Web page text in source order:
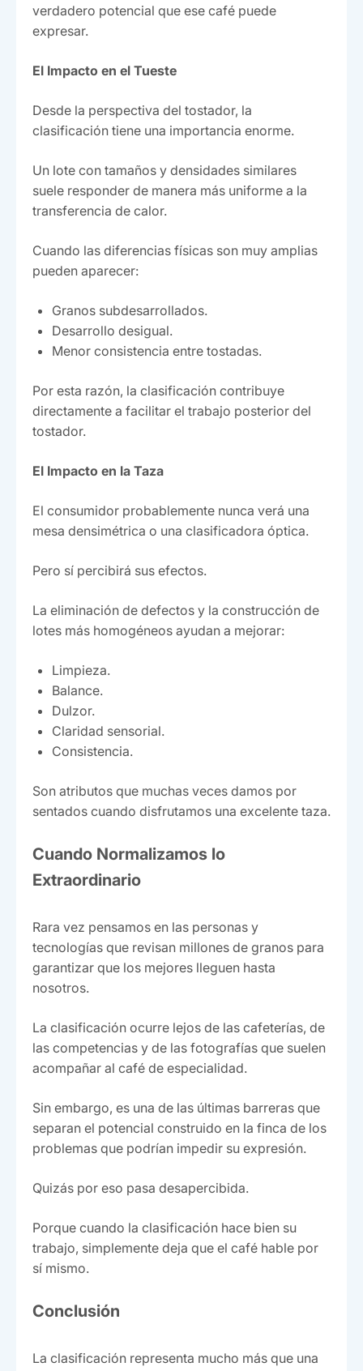
verdadero potencial que ese café puede
expresar.
El Impacto en el Tueste
Desde la perspectiva del tostador, la
clasificación tiene una importancia enorme.
Un lote con tamaños y densidades similares
suele responder de manera más uniforme a la
transferencia de calor.
Cuando las diferencias físicas son muy amplias
pueden aparecer:
Granos subdesarrollados.
Desarrollo desigual.
Menor consistencia entre tostadas.
Por esta razón, la clasificación contribuye
directamente a facilitar el trabajo posterior del
tostador.
El Impacto en la Taza
El consumidor probablemente nunca verá una
mesa densimétrica o una clasificadora óptica.
Pero sí percibirá sus efectos.
La eliminación de defectos y la construcción de
lotes más homogéneos ayudan a mejorar:
Limpieza.
Balance.
Dulzor.
Claridad sensorial.
Consistencia.
Son atributos que muchas veces damos por
sentados cuando disfrutamos una excelente taza.
Cuando Normalizamos lo
Extraordinario
Rara vez pensamos en las personas y
tecnologías que revisan millones de granos para
garantizar que los mejores lleguen hasta
nosotros.
La clasificación ocurre lejos de las cafeterías, de
las competencias y de las fotografías que suelen
acompañar al café de especialidad.
Sin embargo, es una de las últimas barreras que
separan el potencial construido en la finca de los
problemas que podrían impedir su expresión.
Quizás por eso pasa desapercibida.
Porque cuando la clasificación hace bien su
trabajo, simplemente deja que el café hable por
sí mismo.
Conclusión
La clasificación representa mucho más que una